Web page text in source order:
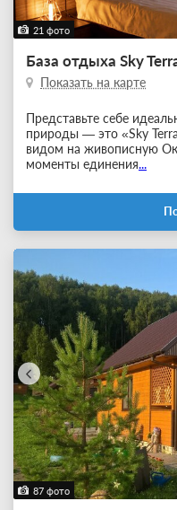
21 фото
База отдыха Sky
Показать на карте
Представьте себе
природы — это «Sky
видом на живописную
моменты единения...
87 фото